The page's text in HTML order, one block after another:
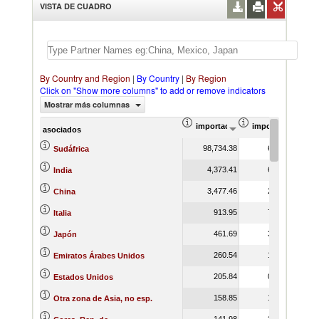
VISTA DE CUADRO
By Country and Region | By Country | By Region
Click on "Show more columns" to add or remove indicators
Mostrar más columnas
asociados importación Valor del comercio
importación
Sudáfrica 98,734.38 6.57
India 4,373.41 6.05
China 3,477.46 2.25
Italia 913.95 7.02
Japón 461.69 3.80
Emiratos Árabes Unidos 260.54 1.52
Estados Unidos 205.84 0.65
Otra zona de Asia, no esp. 158.85 1.59